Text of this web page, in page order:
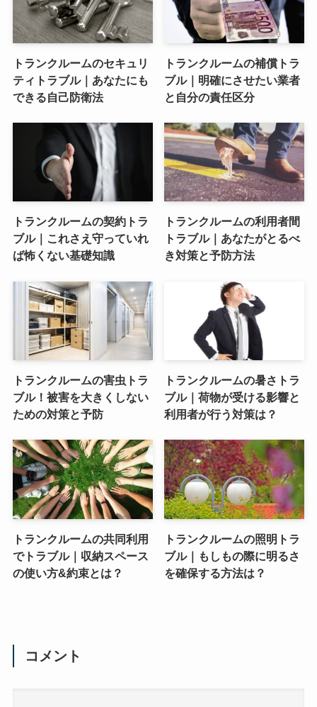
トランクルームのセキュリ
ティトラブル｜あなたにも
できる自己防衛法
トランクルームの補償トラ
ブル｜明確にさせたい業者
と自分の責任区分
トランクルームの契約トラ
ブル｜これさえ守っていれ
ば怖くない基礎知識
トランクルームの利用者間
トラブル｜あなたがとるべ
き対策と予防方法
トランクルームの害虫トラ
ブル！被害を大きくしない
ための対策と予防
トランクルームの暑さトラ
ブル｜荷物が受ける影響と
利用者が行う対策は？
トランクルームの共同利用
でトラブル｜収納スペース
の使い方&約束とは？
トランクルームの照明トラ
ブル｜もしもの際に明るさ
を確保する方法は？
コメント